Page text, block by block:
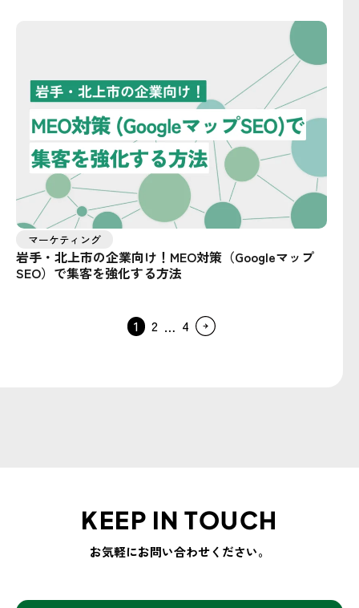
マーケティング
岩手・北上市の企業向け！MEO対策（Googleマップ
SEO）で集客を強化する方法
1 2 … 4
KEEP IN TOUCH
お気軽にお問い合わせください。